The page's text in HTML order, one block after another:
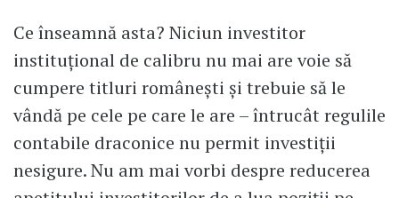
Ce înseamnă asta? Niciun investitor
instituțional de calibru nu mai are voie să
cumpere titluri românești și trebuie să le
vândă pe cele pe care le are – întrucât regulile
contabile draconice nu permit investiții
nesigure. Nu am mai vorbi despre reducerea